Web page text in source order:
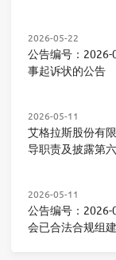
2026-05-22
公告编号：2026-
事起诉状的公告
2026-05-11
艾格拉斯股份有
导职责及披露第
2026-05-11
公告编号：
会已合法合规组